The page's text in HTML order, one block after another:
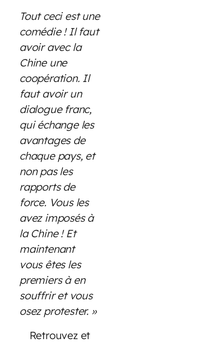
Tout ceci est une
comédie ! Il faut
avoir avec la
Chine une
coopération. Il
faut avoir un
dialogue franc,
qui échange les
avantages de
chaque pays, et
non pas les
rapports de
force. Vous les
avez imposés à
la Chine ! Et
maintenant
vous êtes les
premiers à en
souffrir et vous
osez protester. »
Retrouvez et